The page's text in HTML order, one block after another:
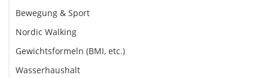
Bewegung & Sport
Nordic Walking
Gewichtsformeln (BMI, etc.)
Wasserhaushalt